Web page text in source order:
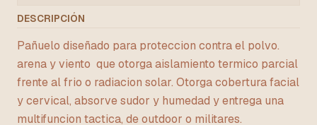
DESCRIPCIÓN
Pañuelo diseñado para proteccion contra el polvo.
arena y viento que otorga aislamiento termico parcial
frente al frio o radiacion solar. Otorga cobertura facial
y cervical, absorve sudor y humedad y entrega una
multifuncion tactica, de outdoor o militares.